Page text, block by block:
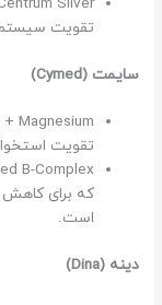
تقویت سیستم
سایمت (Cymed)
تقویت
که برای
است.
دینه (Dina)